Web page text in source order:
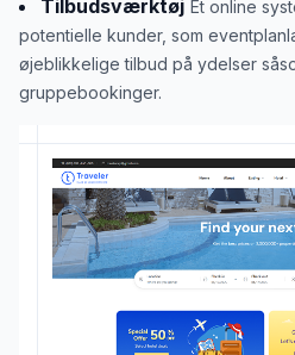
Tilbudsværktøj Et online
potentielle kunder, som
øjeblikkelige tilbud på ydelser
gruppebookinger.